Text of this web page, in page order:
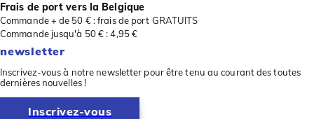
Frais de port vers la Belgique
Commande + de 50 € : frais de port GRATUITS
Commande jusqu'à 50 € : 4,95 €
newsletter
Inscrivez-vous à notre newsletter pour être tenu au courant des toutes
dernières nouvelles !
Inscrivez-vous